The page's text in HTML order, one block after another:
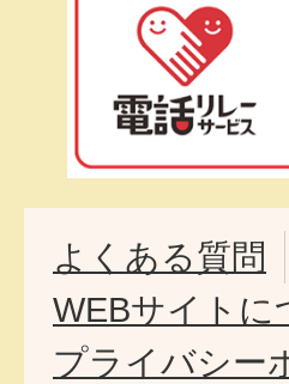
よくある質問
WEBサイトに
プライバシー